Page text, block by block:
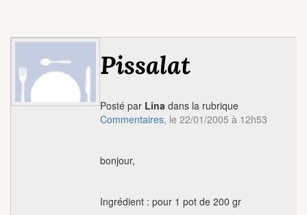
Pissalat
Posté par Lina dans la rubrique
Commentaires, le 22/01/2005 à 12h53
bonjour,
Ingrédient : pour 1 pot de 200 gr